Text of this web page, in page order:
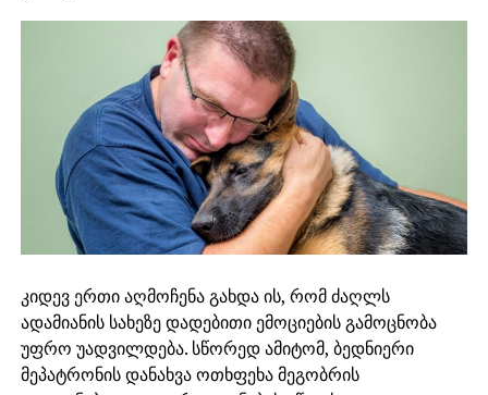
კიდევ ერთი აღმოჩენა გახდა ის, რომ ძაღლს
ადამიანის სახეზე დადებითი ემოციების გამოცნობა
უფრო უადვილდება. სწორედ ამიტომ, ბედნიერი
მეპატრონის დანახვა ოთხფეხა მეგობრის